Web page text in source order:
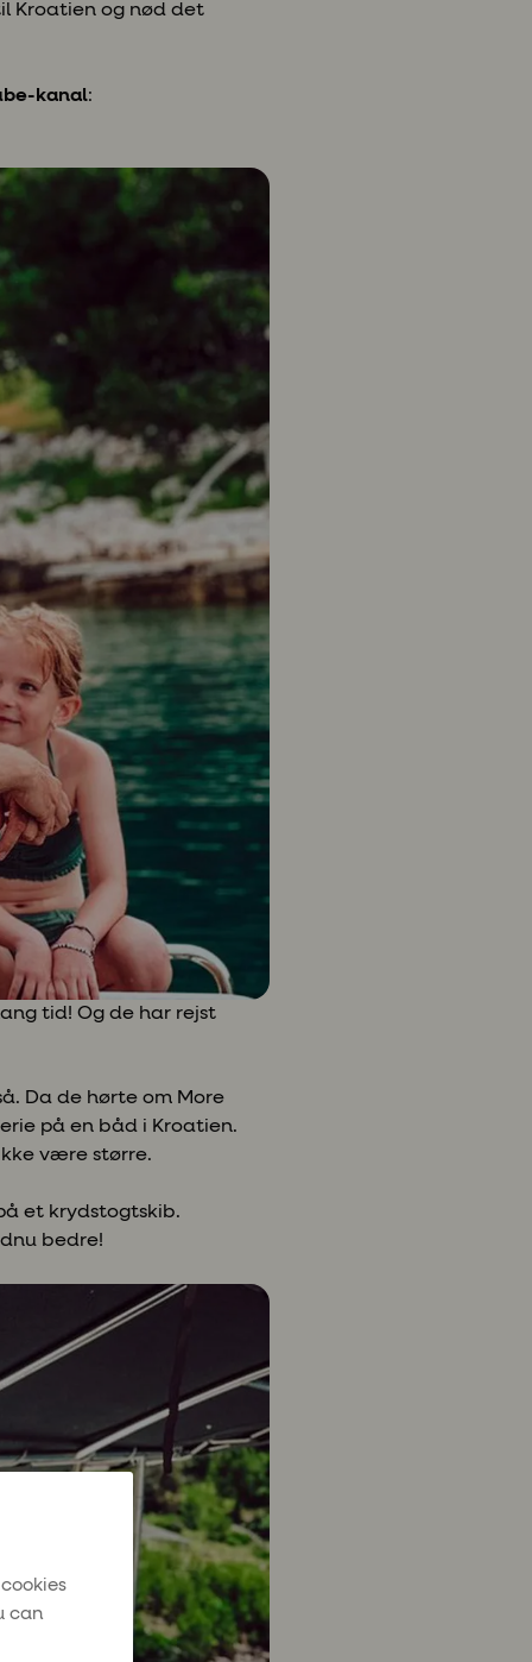
can
Kroatien og nød det
kanal:
tid! Og de har rejst
Da de hørte om More
på en båd i Kroatien.
være større.
et krydstogtskib.
bedre!